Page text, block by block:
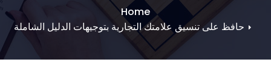
Home
حافظ على تنسيق علامتك التجارية بتوجيهات الدليل الشاملة